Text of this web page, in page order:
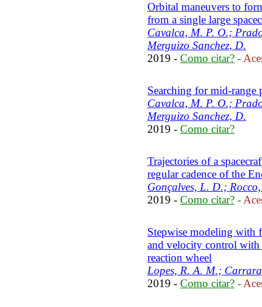
Orbital maneuvers to
from a single large
Cavalca, M. P. O.;
Merguizo Sanchez, D.
2019 - Como citar? -
Searching for mid-range
Cavalca, M. P. O.;
Merguizo Sanchez, D.
2019 - Como citar?
Trajectories of a
regular cadence of the
Gonçalves, L. D.;
2019 - Como citar? -
Stepwise modeling with
and velocity control with
reaction wheel
Lopes, R. A. M.;
2019 - Como citar? -